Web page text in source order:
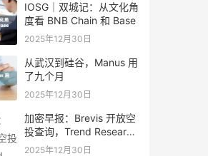
IOSG｜双城记：从文化角
度看 BNB Chain 和 Base
2025年12月30日
从武汉到硅谷，Manus 用
了九个月
2025年12月30日
加密早报：Brevis 开放空
投查询，Trend Research
单日增持超 4.6 万枚 ETH
2025年12月30日